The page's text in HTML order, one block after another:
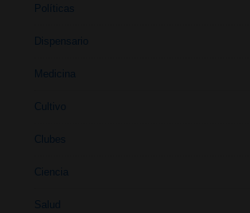
Políticas
Dispensario
Medicina
Cultivo
Clubes
Ciencia
Salud